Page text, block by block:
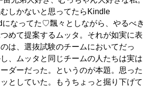
しかないと思ってたらKindle
になってた♡飄々としながら、やるべき
めて提案するムッタ。それが如実に表
は、選抜試験のチームにおいてだっ
、ムッタと同じチームの人たちは実は
ダーだった。というのが本題。思った
としていた。もうちょっと掘り下げて